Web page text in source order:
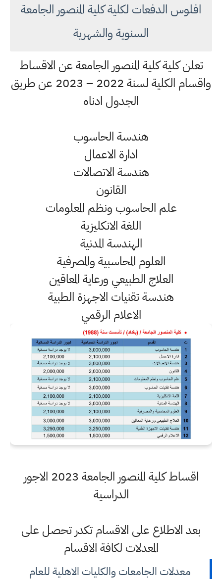
افلوس الدفعات لكلية كلية المنصور الجامعة
السنوية والشهرية
تعلن كلية كلية المنصور الجامعة عن الاقساط
واقسام الكلية لسنة 2022 – 2023 عن طريق
الجدول ادناه
هندسة الحاسوب
ادارة الاعمال
هندسة الاتصالات
القانون
علم الحاسوب ونظم المعلومات
اللغة الانكليزية
الهندسة المدنية
العلوم المحاسبية والمصرفية
العلاج الطبيعي ورعاية المعاقين
هندسة تقنيات الاجهزة الطبية
الاعلام الرقمي
اقساط كلية المنصور الجامعة 2023 الاجور
الدراسية
بعد الاطلاع على الاقسام تكدر تحصل على
المعدلات لكافة الاقسام
معدلات الجامعات والكليات الاهلية للعام